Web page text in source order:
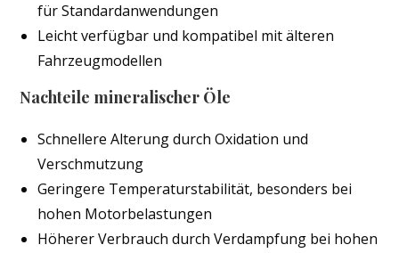
für Standardanwendungen
Leicht verfügbar und kompatibel mit älteren
Fahrzeugmodellen
Nachteile mineralischer Öle
Schnellere Alterung durch Oxidation und
Verschmutzung
Geringere Temperaturstabilität, besonders bei
hohen Motorbelastungen
Höherer Verbrauch durch Verdampfung bei hohen